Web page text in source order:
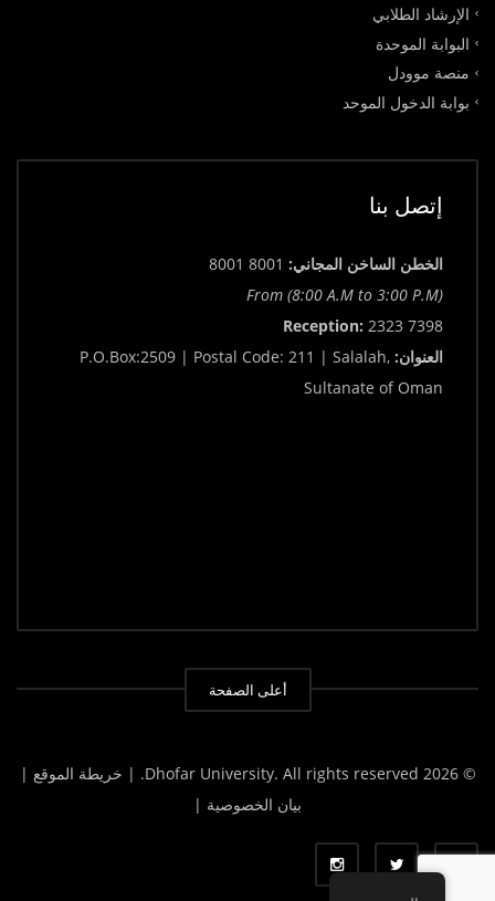
الإرشاد الطلابي
البوابة الموحدة
منصة موودل
بوابة الدخول الموحد
إتصل بنا
الخطن الساخن المجاني: 8001 8001
From (8:00 A.M to 3:00 P.M)
Reception: 2323 7398
العنوان: P.O.Box:2509 | Postal Code: 211 | Salalah,
Sultanate of Oman
أعلى الصفحة
© 2026 Dhofar University. All rights reserved.
| خريطة الموقع |
بيان الخصوصية |